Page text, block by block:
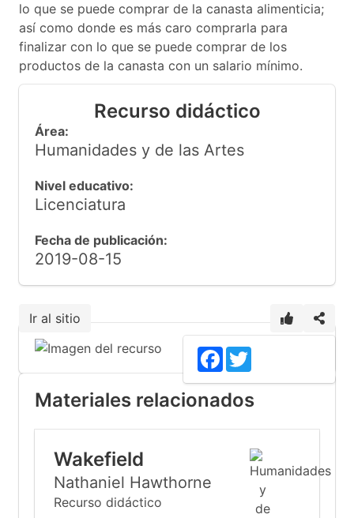
lo que se puede comprar de la canasta alimenticia;
así como donde es más caro comprarla para
finalizar con lo que se puede comprar de los
productos de la canasta con un salario mínimo.
Recurso didáctico
Área:
Humanidades y de las Artes
Nivel educativo:
Licenciatura
Fecha de publicación:
2019-08-15
Ir al sitio
Facebook
Materiales relacionados
Wakefield
Nathaniel Hawthorne
Recurso didáctico